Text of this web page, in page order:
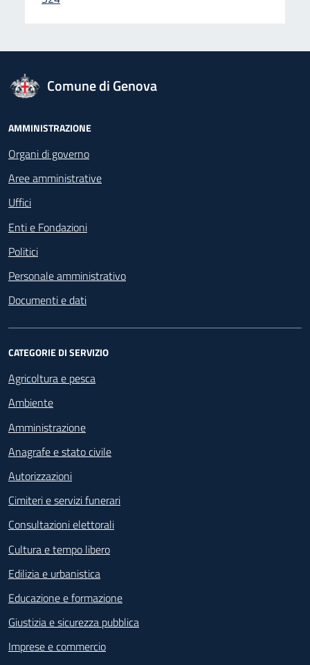
logo Unione Europea
Comune di Genova
Footer - Navigazione
AMMINISTRAZIONE
Organi di governo
Aree amministrative
Uffici
Enti e Fondazioni
Politici
Personale amministrativo
Documenti e dati
CATEGORIE DI SERVIZIO
Agricoltura e pesca
Ambiente
Amministrazione
Anagrafe e stato civile
Autorizzazioni
Cimiteri e servizi funerari
Consultazioni elettorali
Cultura e tempo libero
Edilizia e urbanistica
Educazione e formazione
Giustizia e sicurezza pubblica
Imprese e commercio